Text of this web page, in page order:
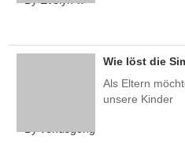
Als Eltern
unsere Kinder